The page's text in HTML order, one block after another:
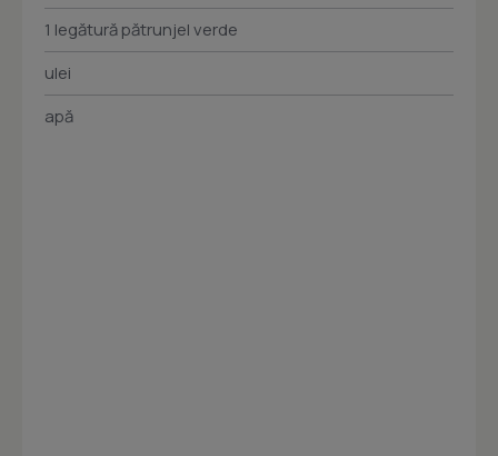
1 legătură pătrunjel verde
ulei
apă